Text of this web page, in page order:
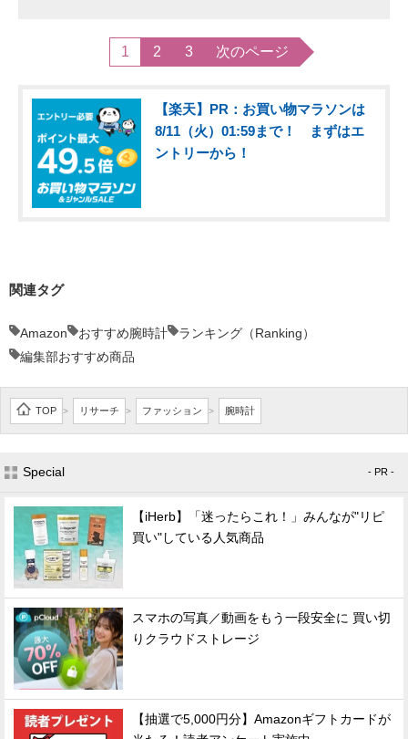
1 2 3 次のページ
【楽天】PR：お買い物マラソンは
8/11（火）01:59まで！ まずはエ
ントリーから！
関連タグ
Amazon おすすめ腕時計
ランキング（Ranking）
編集部おすすめ商品
TOP > リサーチ > ファッション > 腕時計
Special - PR -
【iHerb】「迷ったらこれ！」みんなが"リピ
買い"している人気商品
スマホの写真／動画をもう一段安全に 買い切
りクラウドストレージ
【抽選で5,000円分】Amazonギフトカードが